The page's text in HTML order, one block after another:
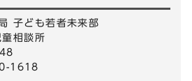
子ども若者未来部
相談所
1618